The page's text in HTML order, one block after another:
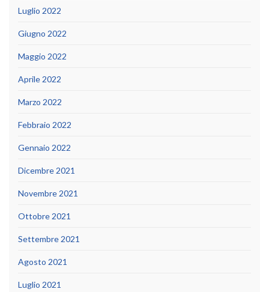
Luglio 2022
Giugno 2022
Maggio 2022
Aprile 2022
Marzo 2022
Febbraio 2022
Gennaio 2022
Dicembre 2021
Novembre 2021
Ottobre 2021
Settembre 2021
Agosto 2021
Luglio 2021